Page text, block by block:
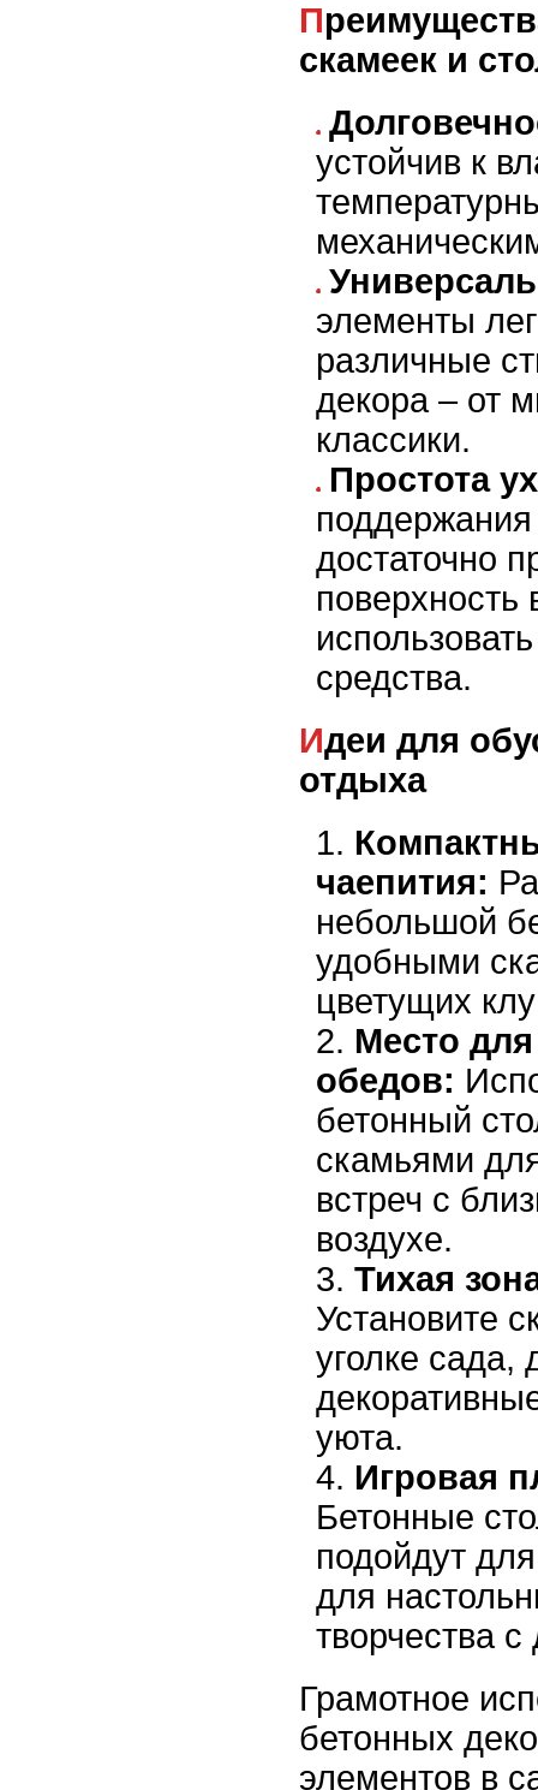
Преимущества бетонных
скамеек и
устойчив к
элементы
различные
декора – от
классики.
Простота
достаточно
поверхность
средства.
Идеи для обустройства зоны
отдыха
чаепития:
небольшой
удобными
цветущих
Место
обедов:
бетонный
скамьями
встреч с
воздухе.
Тихая
Установите
уголке сада,
уюта.
Игровая
Бетонные
подойдут
для
творчества с
Грамотное
бетонных
элементов в